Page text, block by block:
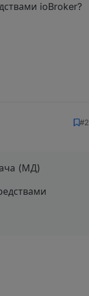
ioBroker?
#2
(МД)